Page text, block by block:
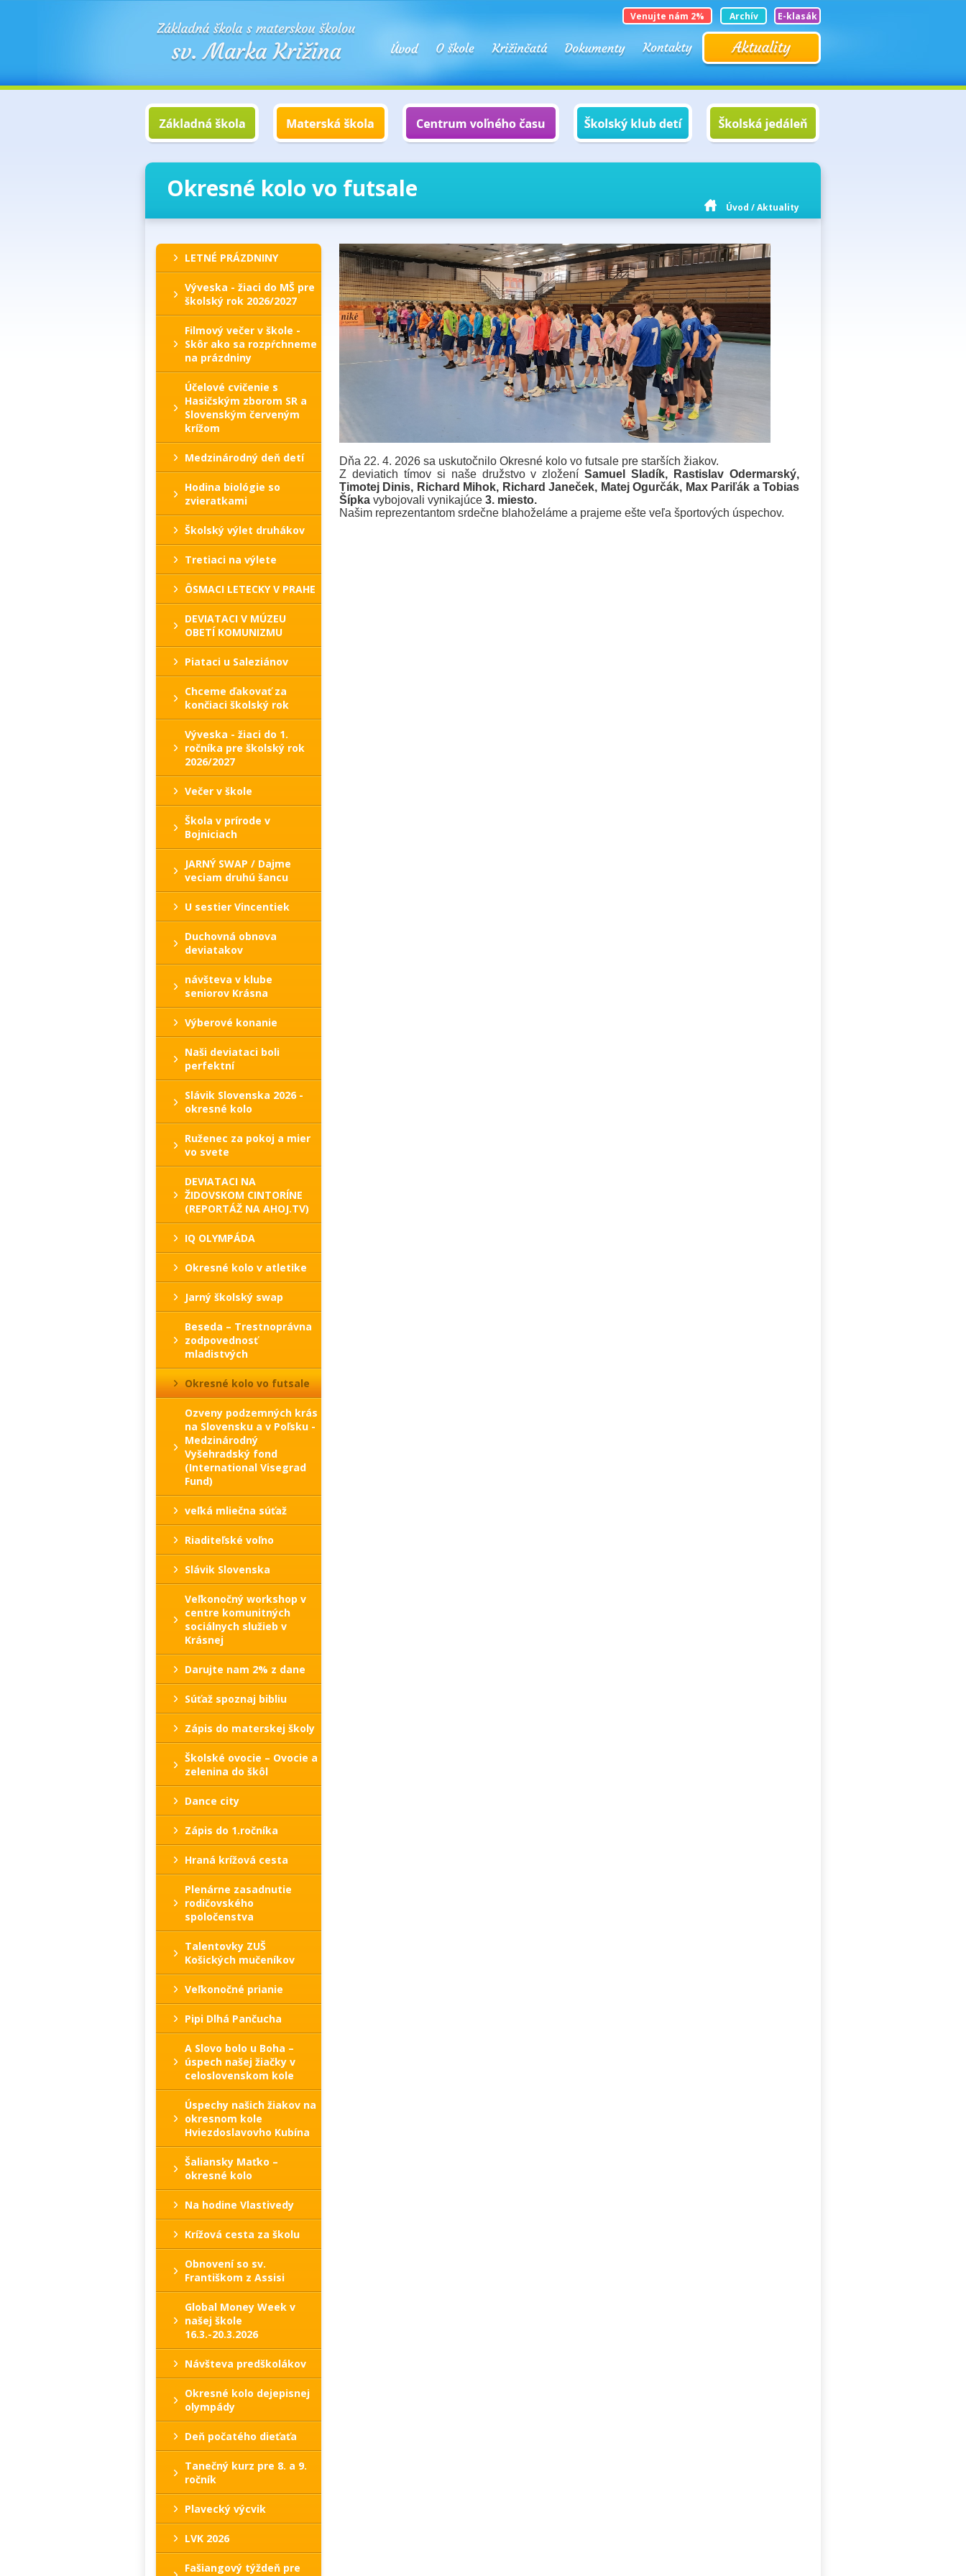
Archív E-klasák
Venujte nám 2%
Okresné kolo vo futsale
Úvod /Aktuality
LETNÉ PRÁZDNINY
Výveska - žiaci do MŠ pre
školský rok 2026/2027
Filmový večer v škole -
Skôr ako sa rozpŕchneme
na prázdniny
Účelové cvičenie s
Hasičským zborom SR a
Slovenským červeným
krížom
Medzinárodný deň detí
Hodina biológie so
zvieratkami
Školský výlet druhákov
Tretiaci na výlete
ÔSMACI LETECKY V PRAHE
DEVIATACI V MÚZEU
OBETÍ KOMUNIZMU
Piataci u Saleziánov
Chceme ďakovať za
končiaci školský rok
Výveska - žiaci do 1.
ročníka pre školský rok
2026/2027
Večer v škole
Škola v prírode v
Bojniciach
JARNÝ SWAP / Dajme
veciam druhú šancu
U sestier Vincentiek
Duchovná obnova
deviatakov
návšteva v klube
seniorov Krásna
Výberové konanie
Naši deviataci boli
perfektní
Slávik Slovenska 2026 -
okresné kolo
Ruženec za pokoj a mier
vo svete
DEVIATACI NA
ŽIDOVSKOM CINTORÍNE
(REPORTÁŽ NA AHOJ.TV)
IQ OLYMPÁDA
Okresné kolo v atletike
Jarný školský swap
Beseda – Trestnoprávna
zodpovednosť
mladistvých
Okresné kolo vo futsale
Ozveny podzemných krás
na Slovensku a v Poľsku -
Medzinárodný
Vyšehradský fond
(International Visegrad
Fund)
veľká mliečna súťaž
Riaditeľské voľno
Slávik Slovenska
Veľkonočný workshop v
centre komunitných
sociálnych služieb v
Krásnej
Darujte nam 2% z dane
Súťaž spoznaj bibliu
Zápis do materskej školy
Školské ovocie – Ovocie a
zelenina do škôl
Dance city
Zápis do 1.ročníka
Hraná krížová cesta
Plenárne zasadnutie
rodičovského
spoločenstva
Talentovky ZUŠ
Košických mučeníkov
Veľkonočné prianie
Pipi Dlhá Pančucha
A Slovo bolo u Boha –
úspech našej žiačky v
celoslovenskom kole
Úspechy našich žiakov na
okresnom kole
Hviezdoslavovho Kubína
Šaliansky Maťko –
okresné kolo
Na hodine Vlastivedy
Krížová cesta za školu
Obnovení so sv.
Františkom z Assisi
Global Money Week v
našej škole
16.3.-20.3.2026
Návšteva predškolákov
Okresné kolo dejepisnej
olympády
Deň počatého dieťaťa
Tanečný kurz pre 8. a 9.
ročník
Plavecký výcvik
LVK 2026
Fašiangový týždeň pre
Dňa 22. 4. 2026 sa uskutočnilo Okresné kolo vo futsale pre starších žiakov.
Z deviatich tímov si naše družstvo v zloženíSamuel Sladík, Rastislav Odermarský,
Timotej Dinis, Richard Mihok, Richard Janeček, Matej Ogurčák, Max Pariľák a Tobias
Šípka vybojovali vynikajúce 3. miesto.
Našim reprezentantom srdečne blahoželáme a prajeme ešte veľa športových úspechov.